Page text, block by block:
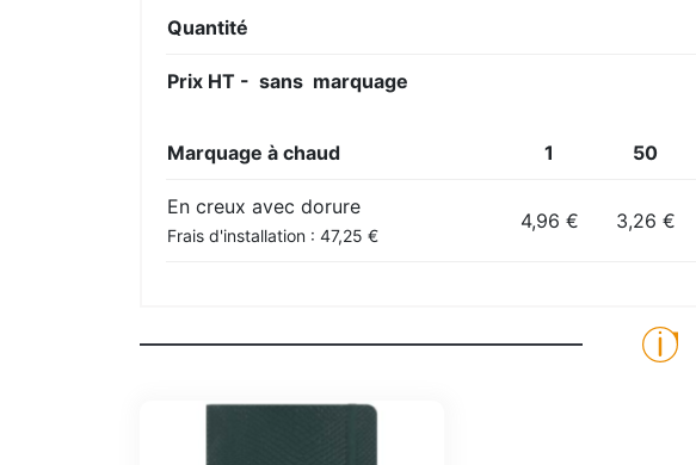
Quantité
Prix HT - sans marquage
Marquage à chaud 1 50
En creux avec dorure
Frais d'installation : 47,25 €
4,96 € 3,26 €